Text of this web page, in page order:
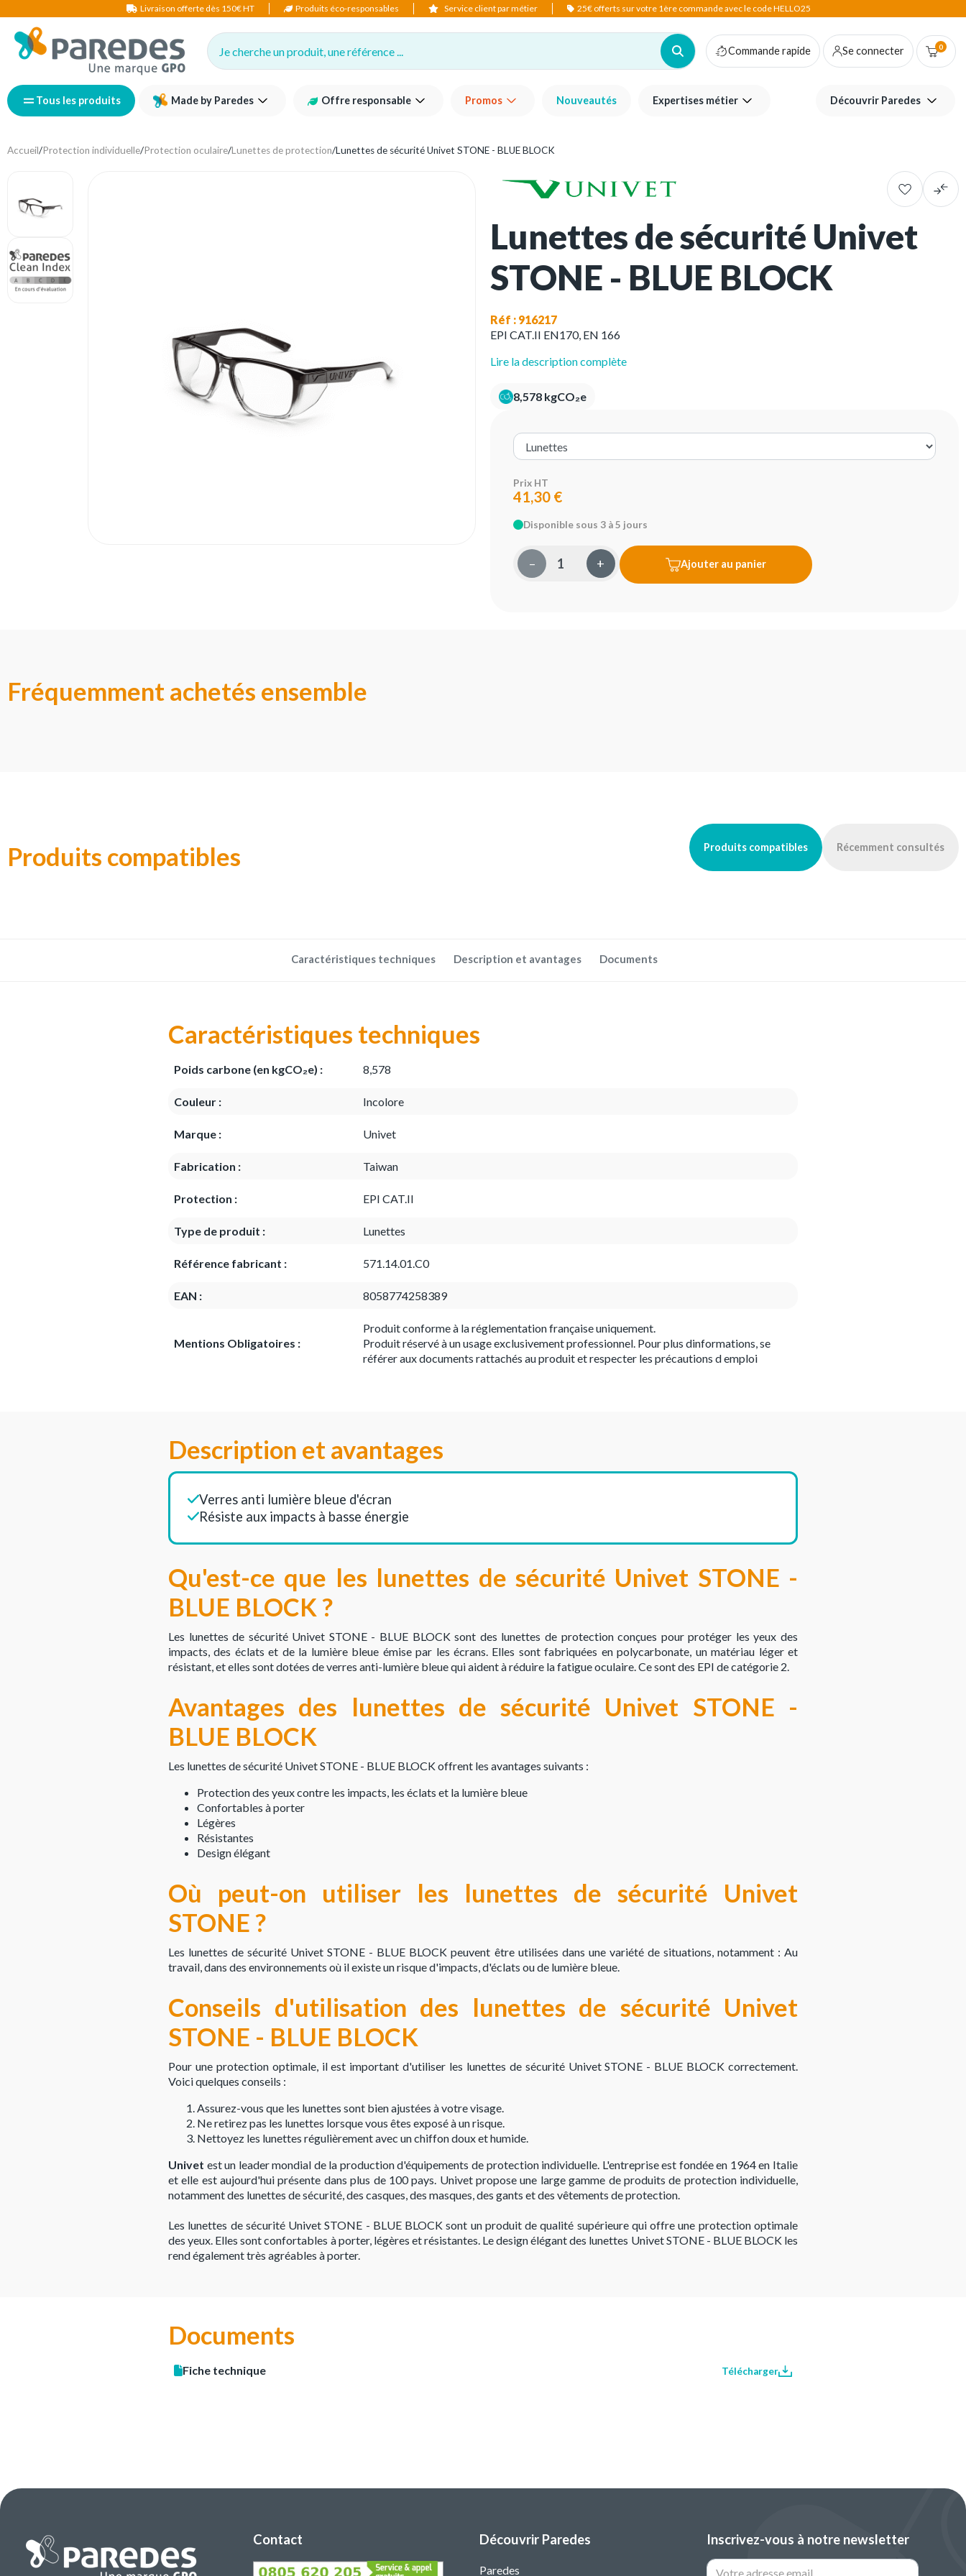
Livraison offerte dès 150€ HT Produits éco-responsables Service client par métier 25€ offerts sur votre 1ère commande avec le code HELLO25
Je cherche un produit, une référence ... Commande rapide Se connecter 0
Tous les produits Made by Paredes Offre responsable Promos Nouveautés Expertises métier Découvrir Paredes
Accueil/Protection individuelle/Protection oculaire/Lunettes de protection/Lunettes de sécurité Univet STONE - BLUE BLOCK
Lunettes de sécurité Univet
STONE - BLUE BLOCK
Réf : 916217
EPI CAT.II EN170, EN 166
Lire la description complète
8,578 kgCO₂e
Prix HT
41,30 €
Disponible sous 3 à 5 jours
– + Ajouter au panier
Fréquemment achetés ensemble
Produits compatibles Produits compatibles Récemment consultés
Caractéristiques techniques Description et avantages Documents
Caractéristiques techniques
Poids carbone (en kgCO₂e) : 8,578
Couleur : Incolore
Marque : Univet
Fabrication : Taiwan
Protection : EPI CAT.II
Type de produit : Lunettes
Référence fabricant : 571.14.01.C0
EAN : 8058774258389
Mentions Obligatoires :
Produit conforme à la réglementation française uniquement.
Produit réservé à un usage exclusivement professionnel. Pour plus dinformations, se
référer aux documents rattachés au produit et respecter les précautions d emploi
Description et avantages
Verres anti lumière bleue d'écran
Résiste aux impacts à basse énergie
Qu'est-ce que les lunettes de sécurité Univet STONE -
BLUE BLOCK ?
Les lunettes de sécurité Univet STONE - BLUE BLOCK sont des lunettes de protection conçues pour protéger les yeux des
impacts, des éclats et de la lumière bleue émise par les écrans. Elles sont fabriquées en polycarbonate, un matériau léger et
résistant, et elles sont dotées de verres anti-lumière bleue qui aident à réduire la fatigue oculaire. Ce sont des EPI de catégorie 2.
Avantages des lunettes de sécurité Univet STONE -
BLUE BLOCK
Les lunettes de sécurité Univet STONE - BLUE BLOCK offrent les avantages suivants :
Protection des yeux contre les impacts, les éclats et la lumière bleue
Confortables à porter
Légères
Résistantes
Design élégant
Où peut-on utiliser les lunettes de sécurité Univet
STONE ?
Les lunettes de sécurité Univet STONE - BLUE BLOCK peuvent être utilisées dans une variété de situations, notamment : Au
travail, dans des environnements où il existe un risque d'impacts, d'éclats ou de lumière bleue.
Conseils d'utilisation des lunettes de sécurité Univet
STONE - BLUE BLOCK
Pour une protection optimale, il est important d'utiliser les lunettes de sécurité Univet STONE - BLUE BLOCK correctement.
Voici quelques conseils :
Assurez-vous que les lunettes sont bien ajustées à votre visage.
Ne retirez pas les lunettes lorsque vous êtes exposé à un risque.
Nettoyez les lunettes régulièrement avec un chiffon doux et humide.
Univet est un leader mondial de la production d'équipements de protection individuelle. L'entreprise est fondée en 1964 en Italie
et elle est aujourd'hui présente dans plus de 100 pays. Univet propose une large gamme de produits de protection individuelle,
notamment des lunettes de sécurité, des casques, des masques, des gants et des vêtements de protection.
Les lunettes de sécurité Univet STONE - BLUE BLOCK sont un produit de qualité supérieure qui offre une protection optimale
des yeux. Elles sont confortables à porter, légères et résistantes. Le design élégant des lunettes Univet STONE - BLUE BLOCK les
rend également très agréables à porter.
Documents
Fiche technique Télécharger
Contact Découvrir Paredes
Paredes
Inscrivez-vous à notre newsletter